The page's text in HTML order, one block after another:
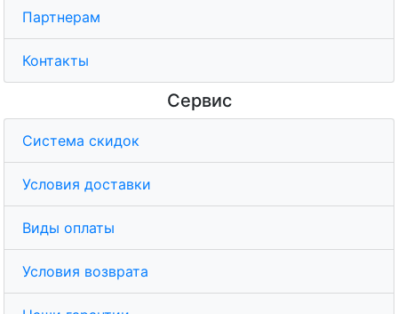
Партнерам
Контакты
Сервис
Система скидок
Условия доставки
Виды оплаты
Условия возврата